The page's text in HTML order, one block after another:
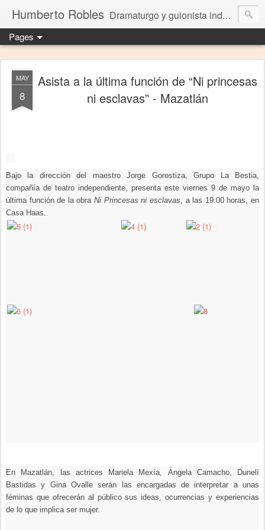
Humberto Robles Dramaturgo y guionista independiente
Pages
MAY
8
Asista a la última función de “Ni princesas
ni esclavas” - Mazatlán
Bajo la dirección del maestro Jorge Gorostiza, Grupo La Bestia,
compañía de teatro independiente, presenta este viernes 9 de mayo la
última función de la obraNi Princesas ni esclavas, a las 19:00 horas, en
Casa Haas.
En Mazatlán, las actrices Mariela Mexía, Ángela Camacho, Dunelí
Bastidas y Gina Ovalle serán las encargadas de interpretar a unas
féminas que ofrecerán al público sus ideas, ocurrencias y experiencias
de lo que implica ser mujer.